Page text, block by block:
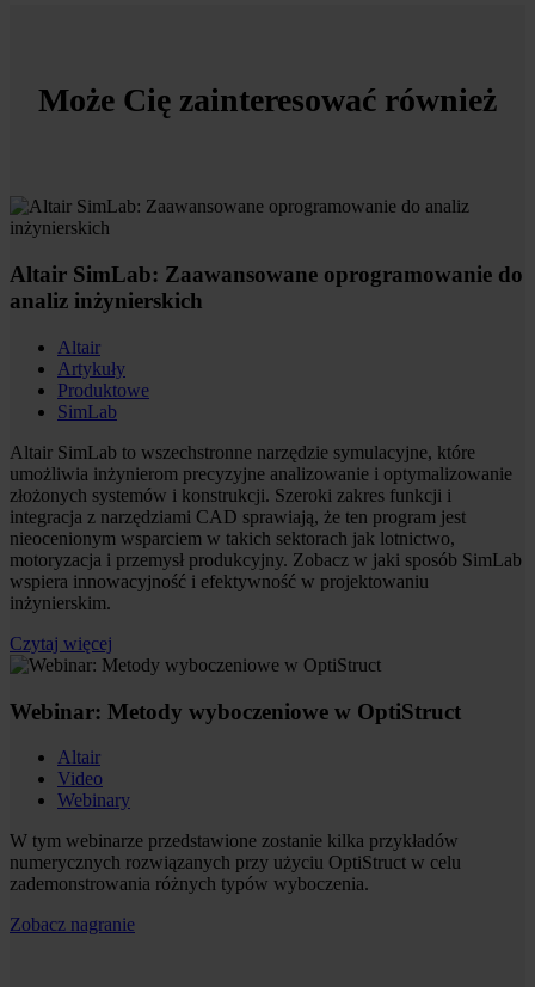
Może Cię zainteresować również
Altair SimLab: Zaawansowane oprogramowanie do
analiz inżynierskich
Altair
Artykuły
Produktowe
SimLab
Altair SimLab to wszechstronne narzędzie symulacyjne, które
umożliwia inżynierom precyzyjne analizowanie i optymalizowanie
złożonych systemów i konstrukcji. Szeroki zakres funkcji i
integracja z narzędziami CAD sprawiają, że ten program jest
nieocenionym wsparciem w takich sektorach jak lotnictwo,
motoryzacja i przemysł produkcyjny. Zobacz w jaki sposób SimLab
wspiera innowacyjność i efektywność w projektowaniu
inżynierskim.
Czytaj więcej
Webinar: Metody wyboczeniowe w OptiStruct
Altair
Video
Webinary
W tym webinarze przedstawione zostanie kilka przykładów
numerycznych rozwiązanych przy użyciu OptiStruct w celu
zademonstrowania różnych typów wyboczenia.
Zobacz nagranie